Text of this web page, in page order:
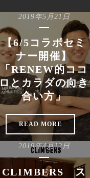
2019年5月21日
【6/5コラボセミ
ナー開催】
「RENEW的ココ
ロとカラダの向き
合い方」
READ MORE
2019年4月12日
CLIMBERS ス